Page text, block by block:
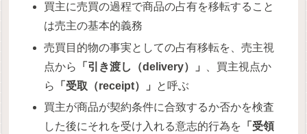
買主に売買の過程で商品の占有を移転すること
は売主の基本的義務
売買目的物の事実としての占有移転を、売主視
点から
「引き渡し（delivery）」
、買主視点か
ら
「受取（receipt）」 と呼ぶ
買主が商品が契約条件に合致するか否かを検査
した後にそれを受け入れる意志的行為を 「受領